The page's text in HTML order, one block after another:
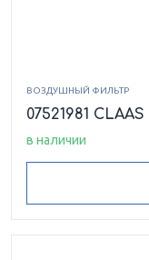
ВОЗДУШНЫЙ ФИЛЬТР
07521981 CLAAS
в наличии